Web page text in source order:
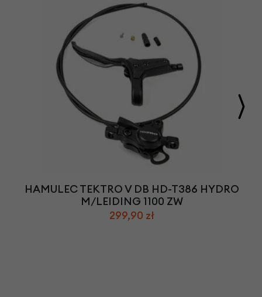
HAMULEC TEKTRO V DB HD-T386 HYDRO
M/LEIDING 1100 ZW
299,90 zł